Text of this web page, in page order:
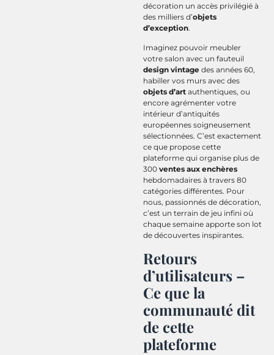
décoration un accès privilégié à
des milliers d’objets
d’exception.
Imaginez pouvoir meubler
votre salon avec un fauteuil
design vintage des années 60,
habiller vos murs avec des
objets d’art authentiques, ou
encore agrémenter votre
intérieur d’antiquités
européennes soigneusement
sélectionnées. C’est exactement
ce que propose cette
plateforme qui organise plus de
300 ventes aux enchères
hebdomadaires à travers 80
catégories différentes. Pour
nous, passionnés de décoration,
c’est un terrain de jeu infini où
chaque semaine apporte son lot
de découvertes inspirantes.
Retours
d’utilisateurs –
Ce que la
communauté dit
de cette
plateforme